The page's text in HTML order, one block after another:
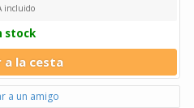
incluido
stock
a la cesta
a un amigo